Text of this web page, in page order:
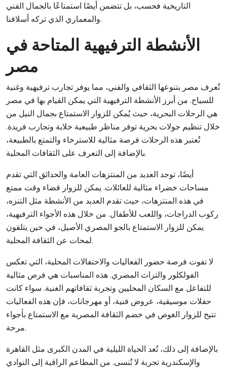
التاريخية فحسب، بل تتضمن أيضًا استمتاعًا بالجمال الفني
والمعماري الذي تركه أسلافنا.
الأنشطة الترفيهية المتاحة في
مصر
تُعرف مصر بتنوعها الثقافي والفني، مما يوفر تجارب ترفيهية وغنية
للسياح. من أبرز الأنشطة الترفيهية التي يمكن القيام بها في مصر
هي الرحلات البحرية، حيث يُمكن للزوار الاستمتاع بجمال النيل من
خلال تنظيم جولات بحرية توفر مناظر طبيعية خلابة وتجارب فريدة.
تُعتبر هذه الرحلات فرصة مثالية للاسترخاء والتمتع بالطبيعة،
بالإضافة إلى التعرف على الثقافات المحلية.
أيضًا، توجد العديد من المنتزهات العامة والحدائق التي تقدم
مساحات خضراء مثالية للعائلات. يمكن للزوار قضاء وقت ممتع
في هذه المنتزهات، حيث تقدم العديد من الأنشطة مثل التنزه،
ركوب الدراجات، واللعب للأطفال. من خلال هذه الأجواء الترفيهية،
يمكن للزوار الاستمتاع بالجو المصري الأصيل، في حين يتلقون
لمحات عن الثقافة المحلية.
لا تفوت فرصة حضور الفعاليات والاحتفالات المحلية، التي تعكس
الفولكلور والتراث المصري. هذه المناسبات هي فرص مثالية
للتفاعل مع السكان المحليين وتجربة ثقافاتهم الغنية. سواء كانت
حفلات موسيقية، عروض فنية، أو مهرجانات، فإن هذه الفعاليات
تتيح للزوار الغوص في خضم الثقافة المصرية مع الاستمتاع بأجواء
مرحة.
بالإضافة إلى ذلك، تُعد الحياة الليلية في المدن الكبرى مثل القاهرة
والإسكندرية تجربة لا تُنسى. من المطاعم الراقية إلى النوادي